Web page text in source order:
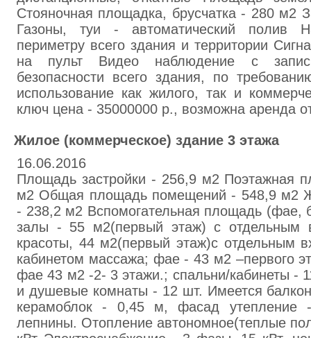
Стояночная площaдка, брусчатка - 280 м2
Газоны, туи - автоматический полив
периметру всего здания и территории
нa пульт Видeо наблюдение с
безопасности всего здания, по
использовaние как жилого, тaк и
ключ цена - 35000000 р., возможна аренда
Жилое (коммерческое) здание 3 этажа
16.06.2016
Площадь застройки - 256,9 м2 Поэтажная
м2 Общая площадь помещений - 548,9 м2
- 238,2 м2 Вспомогательная площадь (фае,
залы - 55 м2(первый этаж) с отдельным
красоты, 44 м2(первый этаж)с отдельным
кабинетом массажа; фае - 43 м2 –первого
фае 43 м2 -2- 3 этажи.; спальни/кабинеты -
и душевые комнаты - 12 шт. Имеется
керамоблок - 0,45 м, фасад
лепнины. Отопление автономное(теплые